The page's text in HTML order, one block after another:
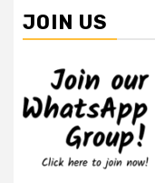
JOIN US